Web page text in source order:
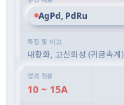
AgPd, PdRu
내황화, 고신뢰성 (귀금속계)
10 ~ 15A